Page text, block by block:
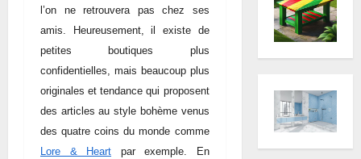
l’on ne retrouvera pas chez ses
amis. Heureusement, il existe de
petites boutiques plus
confidentielles, mais beaucoup plus
originales et tendance qui proposent
des articles au style bohème venus
des quatre coins du monde comme
Lore & Heart par exemple. En